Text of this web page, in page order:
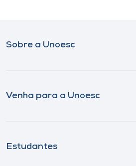
Sobre a Unoesc
Venha para a Unoesc
Estudantes